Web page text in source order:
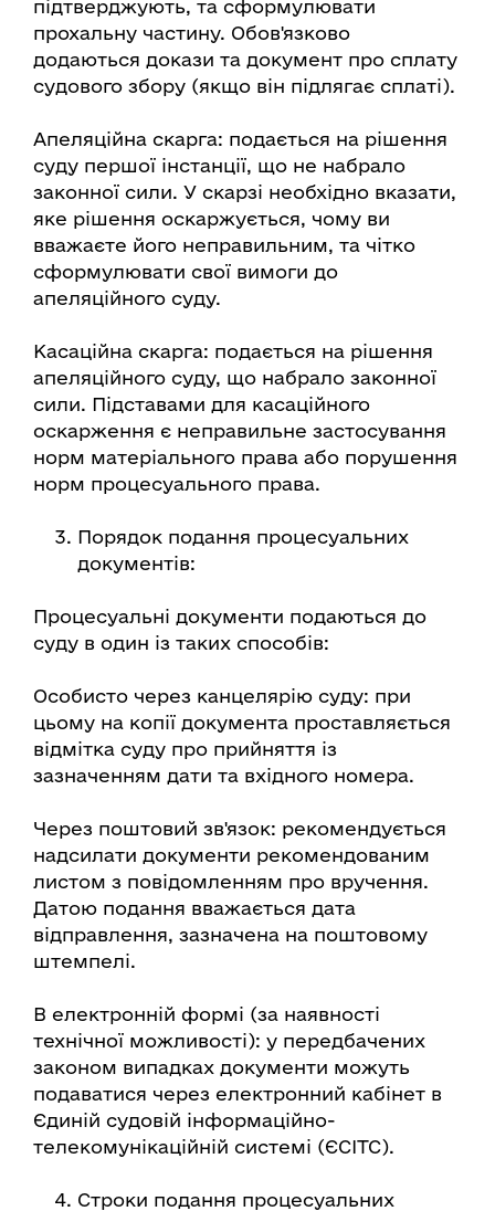
підтверджують, та сформулювати
прохальну частину. Обов'язково
додаються докази та документ про сплату
судового збору (якщо він підлягає сплаті).
Апеляційна скарга: подається на рішення
суду першої інстанції, що не набрало
законної сили. У скарзі необхідно вказати,
яке рішення оскаржується, чому ви
вважаєте його неправильним, та чітко
сформулювати свої вимоги до
апеляційного суду.
Касаційна скарга: подається на рішення
апеляційного суду, що набрало законної
сили. Підставами для касаційного
оскарження є неправильне застосування
норм матеріального права або порушення
норм процесуального права.
Порядок подання процесуальних
документів:
Процесуальні документи подаються до
суду в один із таких способів:
Особисто через канцелярію суду: при
цьому на копії документа проставляється
відмітка суду про прийняття із
зазначенням дати та вхідного номера.
Через поштовий зв'язок: рекомендується
надсилати документи рекомендованим
листом з повідомленням про вручення.
Датою подання вважається дата
відправлення, зазначена на поштовому
штемпелі.
В електронній формі (за наявності
технічної можливості): у передбачених
законом випадках документи можуть
подаватися через електронний кабінет в
Єдиній судовій інформаційно-
телекомунікаційній системі (ЄСІТС).
Строки подання процесуальних